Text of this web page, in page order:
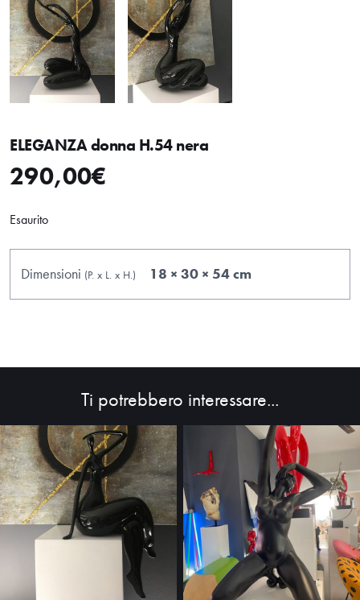
HOME
ABOUT
SHOP
ELEGANZA donna H.54 nera
290,00€
Esaurito
Dimensioni (P. x L. x H.) 18 × 30 × 54 cm
Ti potrebbero interessare...